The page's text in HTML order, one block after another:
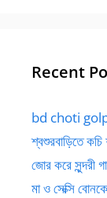
Recent
bd choti golpo
শ্বশুরবাড়িতে কচি
জোর করে সুন্দরী
মা ও সেক্সি